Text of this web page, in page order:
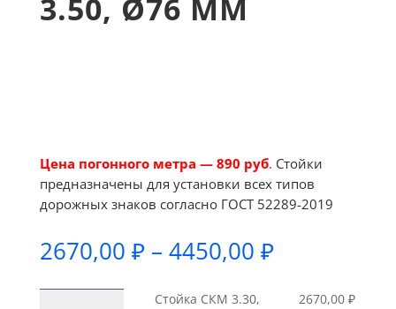
3.50, Ø76 ММ
Цена погонного метра — 890 руб. Стойки
предназначены для установки всех типов
дорожных знаков согласно ГОСТ 52289-2019
2670,00 ₽ – 4450,00 ₽Диапазон
2670,00 ₽
Стойка СКМ 3.30,
2670,00 ₽